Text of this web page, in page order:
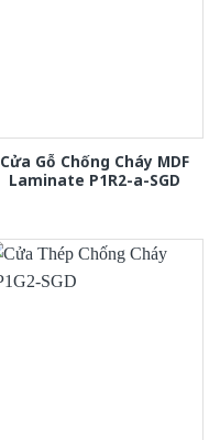
Cửa Gỗ Chống Cháy MDF
Laminate P1R2-a-SGD